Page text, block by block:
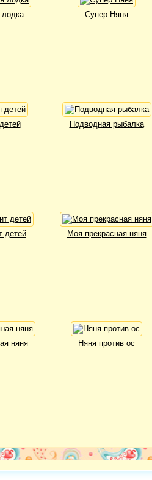
Супер Няня
Подводная рыбалка
детей Моя прекрасная няня
няня Няня против ос